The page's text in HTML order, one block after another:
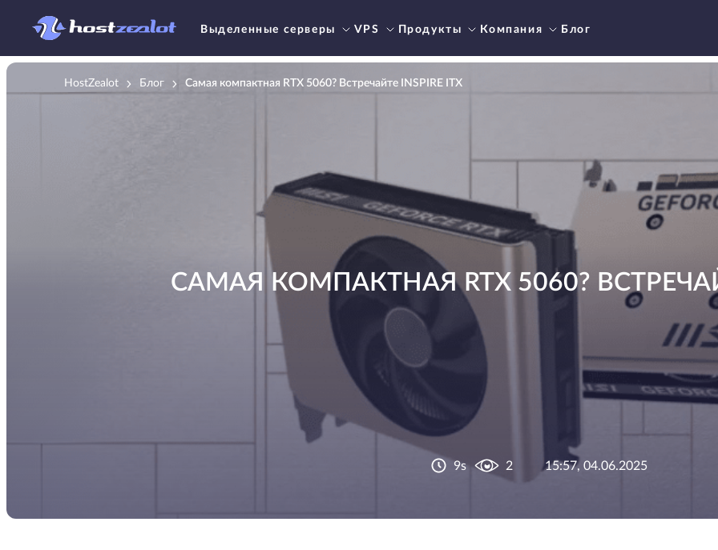
Выделенные серверы VPS Продукты Компания Блог
HostZealot Блог Самая компактная RTX 5060? Встречайте INSPIRE ITX
САМАЯ КОМПАКТНАЯ RTX 5060?
9s 2 15:57, 04.06.2025